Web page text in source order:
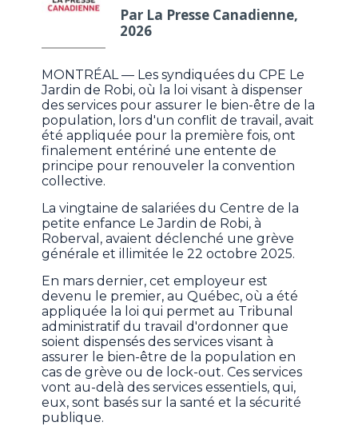
Par La Presse Canadienne,
2026
MONTRÉAL — Les syndiquées du CPE Le
Jardin de Robi, où la loi visant à dispenser
des services pour assurer le bien-être de la
population, lors d'un conflit de travail, avait
été appliquée pour la première fois, ont
finalement entériné une entente de
principe pour renouveler la convention
collective.
La vingtaine de salariées du Centre de la
petite enfance Le Jardin de Robi, à
Roberval, avaient déclenché une grève
générale et illimitée le 22 octobre 2025.
En mars dernier, cet employeur est
devenu le premier, au Québec, où a été
appliquée la loi qui permet au Tribunal
administratif du travail d'ordonner que
soient dispensés des services visant à
assurer le bien-être de la population en
cas de grève ou de lock-out. Ces services
vont au-delà des services essentiels, qui,
eux, sont basés sur la santé et la sécurité
publique.